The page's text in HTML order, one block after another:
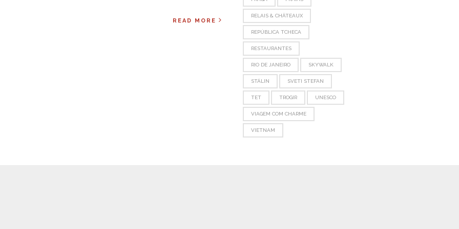
READ MORE
RELAIS & CHÂTEAUX
REPÚBLICA TCHECA
RESTAURANTES
RIO DE JANEIRO SKYWALK
STÁLIN SVETI STEFAN
TET TROGIR UNESCO
VIAGEM COM CHARME
VIETNAM